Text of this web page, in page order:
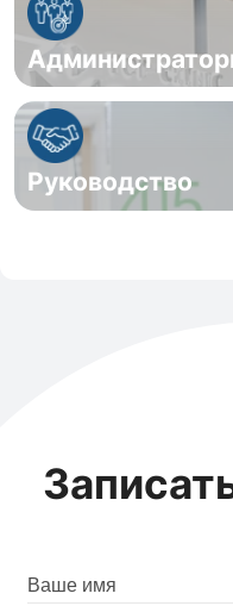
Руководство